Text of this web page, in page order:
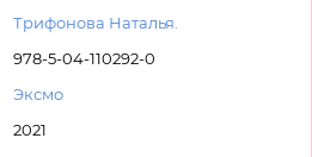
Трифонова Наталья.
978-5-04-110292-0
Эксмо
2021